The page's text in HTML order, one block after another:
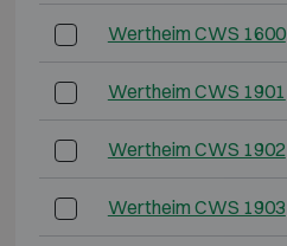
Wertheim CWS 1600
Wertheim CWS 1901
Wertheim CWS 1902
Wertheim CWS 1903